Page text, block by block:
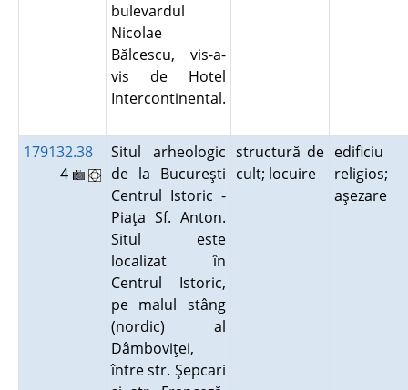
bulevardul
Nicolae
Bălcescu, vis-a-
vis de Hotel
Intercontinental.
179132.38
4
Situl arheologic
de la Bucureşti
Centrul Istoric -
Piaţa Sf. Anton.
Situl este
localizat în
Centrul Istoric,
pe malul stâng
(nordic) al
Dâmboviţei,
între str. Şepcari
structură de
cult; locuire
edificiu
religios;
aşezare